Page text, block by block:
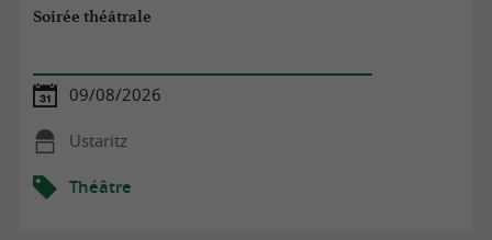
Soirée théâtrale
09/08/2026
Ustaritz
Théâtre